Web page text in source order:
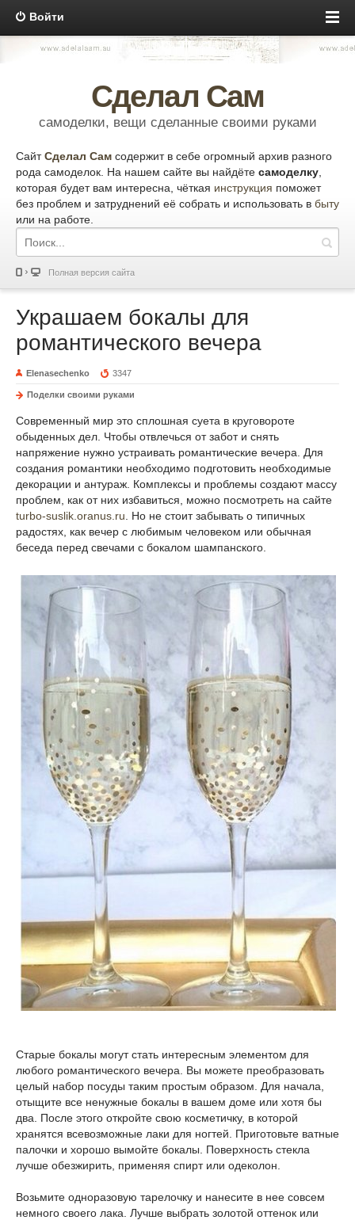
Войти
Сделал Сам
самоделки, вещи сделанные своими руками
СайтСделал Сам содержит в себе огромный архив разного
рода самоделок. На нашем сайте вы найдёте самоделку
которая будет вам интересна, чёткая инструкция поможет
без проблем и затруднений её собрать и использовать в быту
или на работе.
Полная версия сайта
Украшаем бокалы для
романтического вечера
Elenasechenko 3347
Поделки своими руками
Современный мир это сплошная суета в круговороте
обыденных дел. Чтобы отвлечься от забот и снять
напряжение нужно устраивать романтические вечера. Для
создания романтики необходимо подготовить необходимые
декорации и антураж. Комплексы и проблемы создают массу
проблем, как от них избавиться, можно посмотреть на сайте
turbo-suslik.oranus.ru . Но не стоит забывать о типичных
радостях, как вечер с любимым человеком или обычная
беседа перед свечами с бокалом шампанского.
Старые бокалы могут стать интересным элементом для
любого романтического вечера. Вы можете преобразовать
целый набор посуды таким простым образом. Для начала,
отыщите все ненужные бокалы в вашем доме или хотя бы
два. После этого откройте свою косметичку, в которой
хранятся всевозможные лаки для ногтей. Приготовьте ватные
палочки и хорошо вымойте бокалы. Поверхность стекла
лучше обезжирить, применяя спирт или одеколон.
Возьмите одноразовую тарелочку и нанесите в нее совсем
немного своего лака. Лучше выбрать золотой оттенок или